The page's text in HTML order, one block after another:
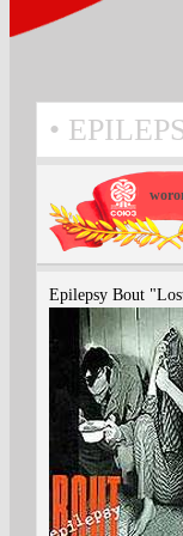
Epilepsy Bout